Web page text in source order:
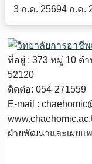
3 ก.ค. 25694 ก.ค.
ที่อยู่ : 373 หมู่ 10 ต
52120
ติดต่อ: 054-271559
E-mail :
ฝ่ายพัฒนาและเผยแ